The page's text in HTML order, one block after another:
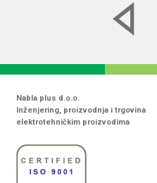
Nabla plus d.o.o.
Inženjering, proizvodnja i trgovina
elektrotehničkim proizvodima